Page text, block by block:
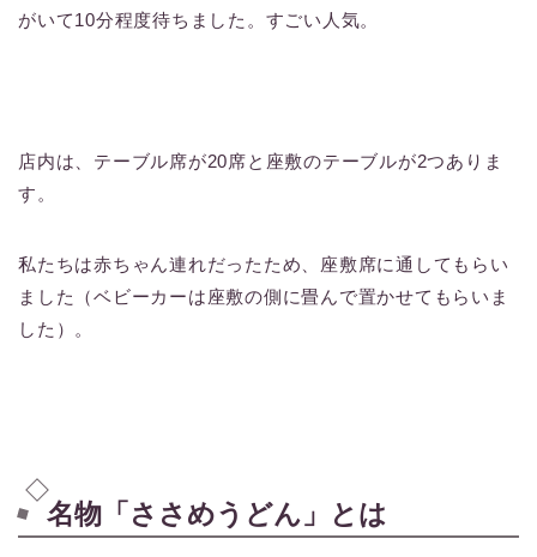
がいて10分程度待ちました。すごい人気。
店内は、テーブル席が20席と座敷のテーブルが2つありま
す。
私たちは赤ちゃん連れだったため、座敷席に通してもらい
ました（ベビーカーは座敷の側に畳んで置かせてもらいま
した）。
名物「ささめうどん」とは